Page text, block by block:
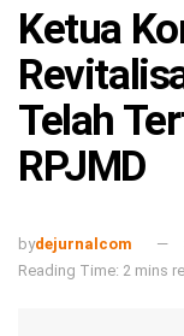
Ketua
Telah
RPJMD
bydejurnalcom
Reading Time: 2 mins